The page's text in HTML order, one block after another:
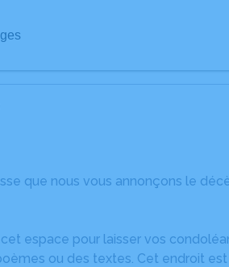
que nous vous annonçons le
espace pour laisser vos
ou des textes. Cet endroit